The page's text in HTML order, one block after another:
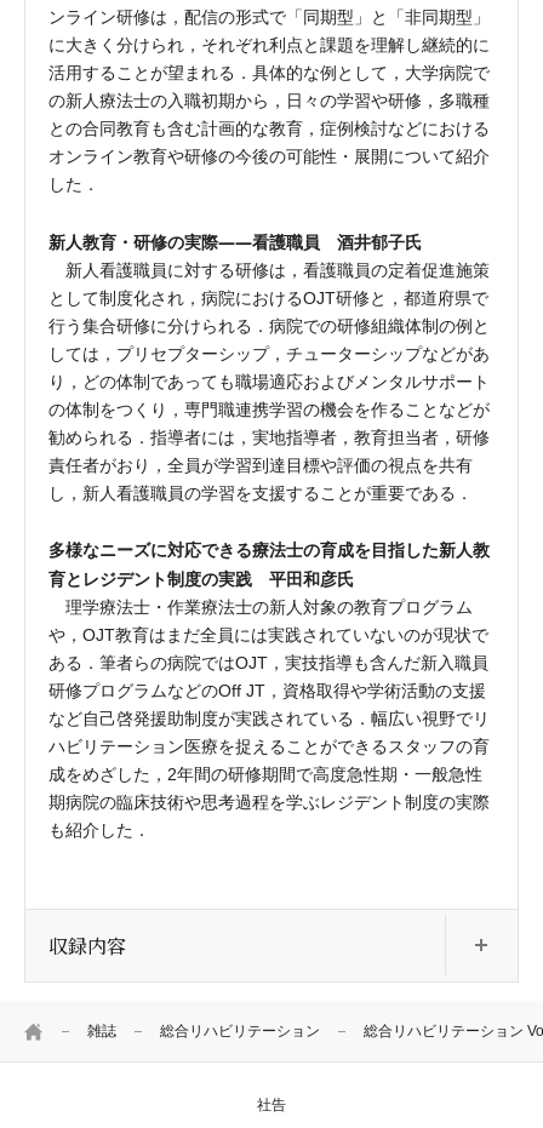
HOME 雑誌 総合リハビリテーション 総合リハビリテーション
ンライン研修は，配信の形式で「同期型」と「非同期型」
に大きく分けられ，それぞれ利点と課題を理解し継続的に
活用することが望まれる．具体的な例として，大学病院で
の新人療法士の入職初期から，日々の学習や研修，多職種
との合同教育も含む計画的な教育，症例検討などにおける
オンライン教育や研修の今後の可能性・展開について紹介
した．
新人教育・研修の実際――看護職員 酒井郁子氏
新人看護職員に対する研修は，看護職員の定着促進施策
として制度化され，病院におけるOJT研修と，都道府県で
行う集合研修に分けられる．病院での研修組織体制の例と
しては，プリセプターシップ，チューターシップなどがあ
り，どの体制であっても職場適応およびメンタルサポート
の体制をつくり，専門職連携学習の機会を作ることなどが
勧められる．指導者には，実地指導者，教育担当者，研修
責任者がおり，全員が学習到達目標や評価の視点を共有
し，新人看護職員の学習を支援することが重要である．
多様なニーズに対応できる療法士の育成を目指した新人教
育とレジデント制度の実践 平田和彦氏
理学療法士・作業療法士の新人対象の教育プログラム
や，OJT教育はまだ全員には実践されていないのが現状で
ある．筆者らの病院ではOJT，実技指導も含んだ新入職員
研修プログラムなどのOff JT，資格取得や学術活動の支援
など自己啓発援助制度が実践されている．幅広い視野でリ
ハビリテーション医療を捉えることができるスタッフの育
成をめざした，2年間の研修期間で高度急性期・一般急性
期病院の臨床技術や思考過程を学ぶレジデント制度の実際
も紹介した．
収録内容
社告